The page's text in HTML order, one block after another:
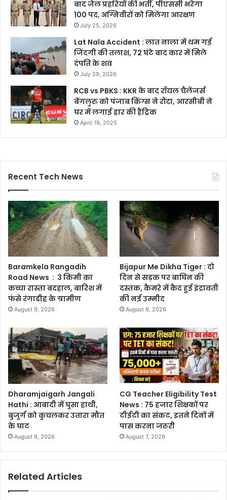
बाद जेल प्रहरियों की भर्ती, पीएससी भरेगा
100 पद, अग्निवीरों को मिलेगा आरक्षण
July 25, 2026
Lat Nala Accident : लात नाला में थम गई
जिंदगी की तलाश, 72 घंटे बाद कार में मिले
दंपति के शव
July 29, 2026
RCB vs PBKS : KKR के बाद रॉयल चैलेंजर्स
बेंगलुरु को पंजाब किंग्स ने रौंदा, आरसीबी ने
घर में लगाई हार की हैट्रिक
April 19, 2025
Recent Tech News
Baramkela Rangadih
Road News : 3 किमी का
कच्चा रास्ता बदहाल, बारिश में
फंसे रंगाडीह के ग्रामीण
August 9, 2026
Bijapur Me Dikha Tiger : दो
दिन से सड़क पर बाघिन की
दस्तक, कैमरे में कैद हुई इंद्रावती
की नई उम्मीद
August 9, 2026
Dharamjaigarh Jangali
Hathi : आबादी में घुसा हाथी,
बुजुर्ग को कुचलकर उतारा मौत
के घाट
August 9, 2026
CG Teacher Eligibility Test
News : 75 हजार शिक्षकों पर
टीईटी का संकट, इतने दिनों में
पास करना जरूरी
August 7, 2026
Related Articles